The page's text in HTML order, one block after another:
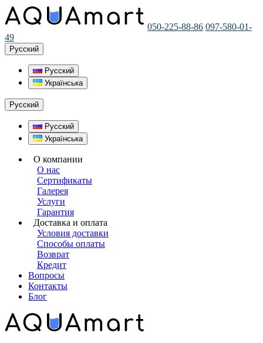
050-225-88-86 097-580-01-
49
Русский
Русский
Українська
Русский
Русский
Українська
О компании
О нас
Сертификаты
Галерея
Услуги
Гарантия
Доставка и оплата
Условия доставки
Способы оплаты
Возврат
Кредит
Вопросы
Контакты
Блог